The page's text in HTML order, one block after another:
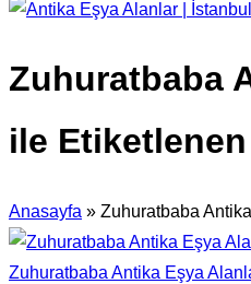
Zuhuratbaba
ile
Anasayfa » Zuhuratbaba
Zuhuratbaba Antika Eşya